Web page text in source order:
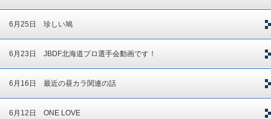
6月25日 珍しい鳩
6月23日 JBDF北海道プロ選手会動画です！
6月16日 最近の昼カラ関連の話
6月12日 ONE LOVE